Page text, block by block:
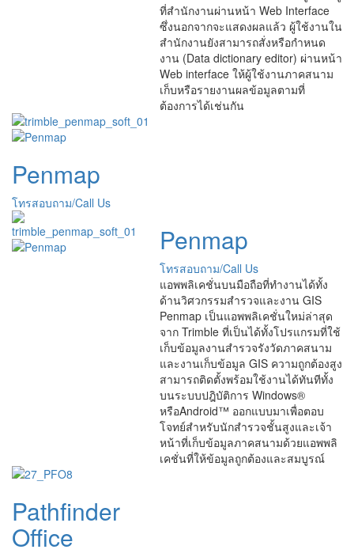
ที่สำนักงานผ่านหน้า Web Interface
ซึ่งนอกจากจะแสดงผลแล้ว ผู้ใช้งานใน
สำนักงานยังสามารถสั่งหรือกำหนด
งาน (Data dictionary editor) ผ่านหน้า
Web interface ให้ผู้ใช้งานภาคสนาม
เก็บหรือรายงานผลข้อมูลตามที่
ต้องการได้เช่นกัน
Penmap
โทรสอบถาม/Call Us
Penmap
โทรสอบถาม/Call Us
แอพพลิเคชั่นบนมือถือที่ทำงานได้ทั้ง
ด้านวิศวกรรมสำรวจและงาน GIS
Penmap เป็นแอพพลิเคชั่นใหม่ล่าสุด
จาก Trimble ที่เป็นได้ทั้งโปรแกรมที่ใช้
เก็บข้อมูลงานสำรวจรังวัดภาคสนาม
และงานเก็บข้อมูล GIS ความถูกต้องสูง
สามารถติดตั้งพร้อมใช้งานได้ทันทีทั้ง
บนระบบปฎิบัติการ Windows®
หรือAndroid™ ออกแบบมาเพื่อตอบ
โจทย์สำหรับนักสำรวจชั้นสูงและเจ้า
หน้าที่เก็บข้อมูลภาคสนามด้วยแอพพลิ
เคชั่นที่ให้ข้อมูลถูกต้องและสมบูรณ์
Pathfinder
Office